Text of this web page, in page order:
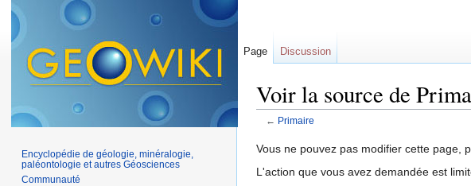
Voir la source de
← Primaire
Vous ne pouvez pas modifier cette page,
L'action que vous avez demandée est
Page Discussion
Encyclopédie de géologie, minéralogie,
paléontologie et autres Géosciences
Communauté